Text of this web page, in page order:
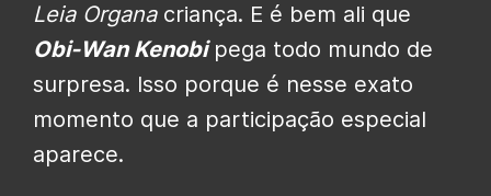
Leia Organacriança. E é bem ali que
Obi-Wan Kenobipega todo mundo de
surpresa. Isso porque é nesse exato
momento que a participação especial
aparece.